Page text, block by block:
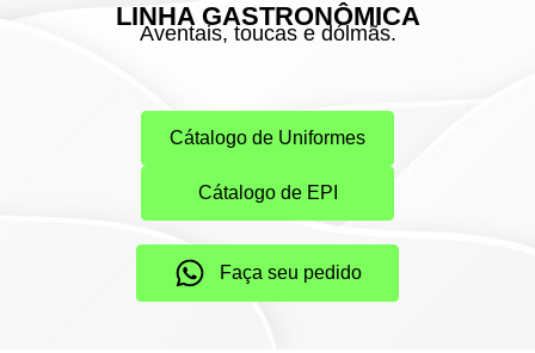
LINHA GASTRONÔMICA
Aventais, toucas e dólmãs.
Cátalogo de Uniformes
Cátalogo de EPI
Faça seu pedido